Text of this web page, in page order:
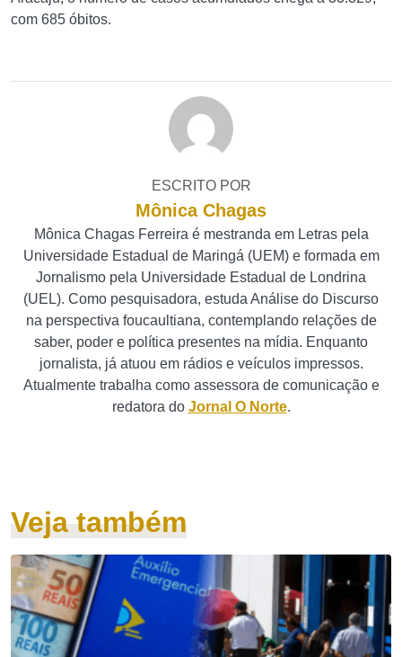
com 685 óbitos.
ESCRITO POR
Mônica Chagas
Mônica Chagas Ferreira é mestranda em Letras pela
Universidade Estadual de Maringá (UEM) e formada em
Jornalismo pela Universidade Estadual de Londrina
(UEL). Como pesquisadora, estuda Análise do Discurso
na perspectiva foucaultiana, contemplando relações de
saber, poder e política presentes na mídia. Enquanto
jornalista, já atuou em rádios e veículos impressos.
Atualmente trabalha como assessora de comunicação e
redatora do Jornal O Norte.
Veja também